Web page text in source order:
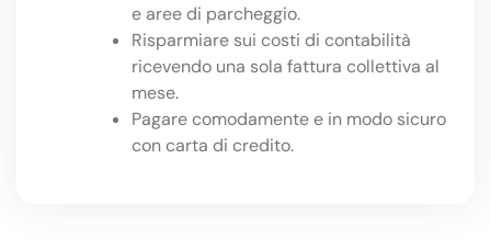
e aree di parcheggio.
Risparmiare sui costi di contabilità
ricevendo una sola fattura collettiva al
mese.
Pagare comodamente e in modo sicuro
con carta di credito.